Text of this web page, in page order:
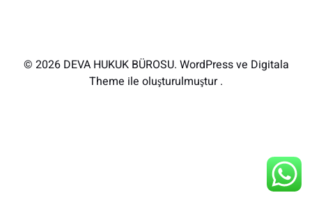
© 2026 DEVA HUKUK BÜROSU. WordPress ve Digitala
Theme ile oluşturulmuştur .